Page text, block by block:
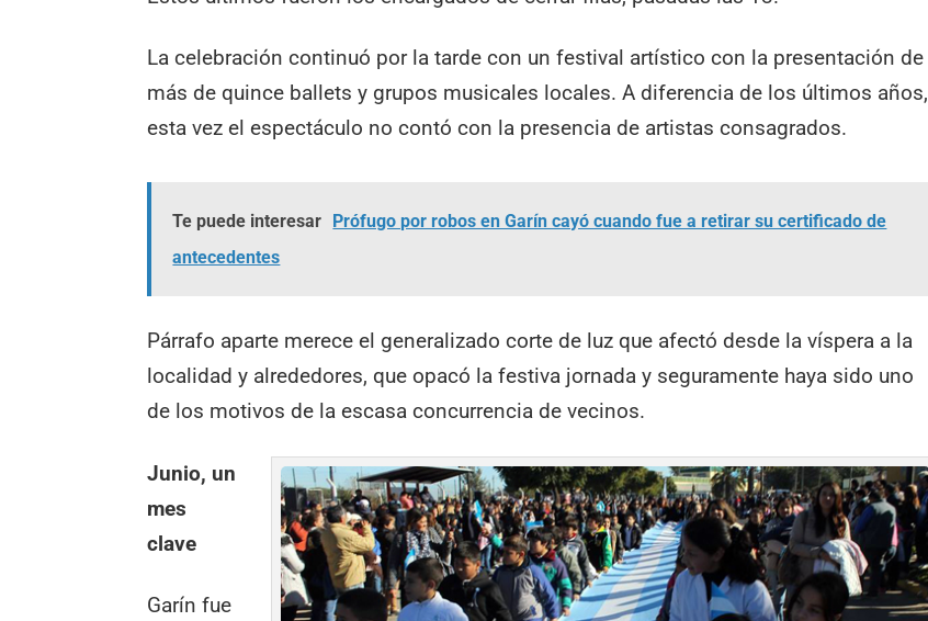
La celebración continuó por la tarde con un festival artístico con la presentación de
más de quince ballets y grupos musicales locales. A diferencia de los últimos años,
esta vez el espectáculo no contó con la presencia de artistas consagrados.
Te puede interesar Prófugo por robos en Garín cayó cuando fue a retirar su certificado de
antecedentes
Párrafo aparte merece el generalizado corte de luz que afectó desde la víspera a la
localidad y alrededores, que opacó la festiva jornada y seguramente haya sido uno
de los motivos de la escasa concurrencia de vecinos.
Junio, un
mes
clave
Garín fue